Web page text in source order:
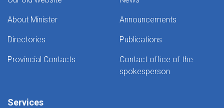
About Minister
Directories
Provincial Contacts
Announcements
Publications
Contact office of the
spokesperson
Services